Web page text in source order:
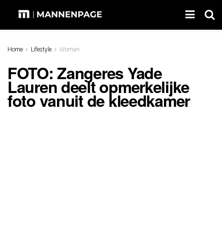
Home Lifestyle Woman
FOTO: Zangeres Yade
Lauren deelt opmerkelijke
foto vanuit de kleedkamer